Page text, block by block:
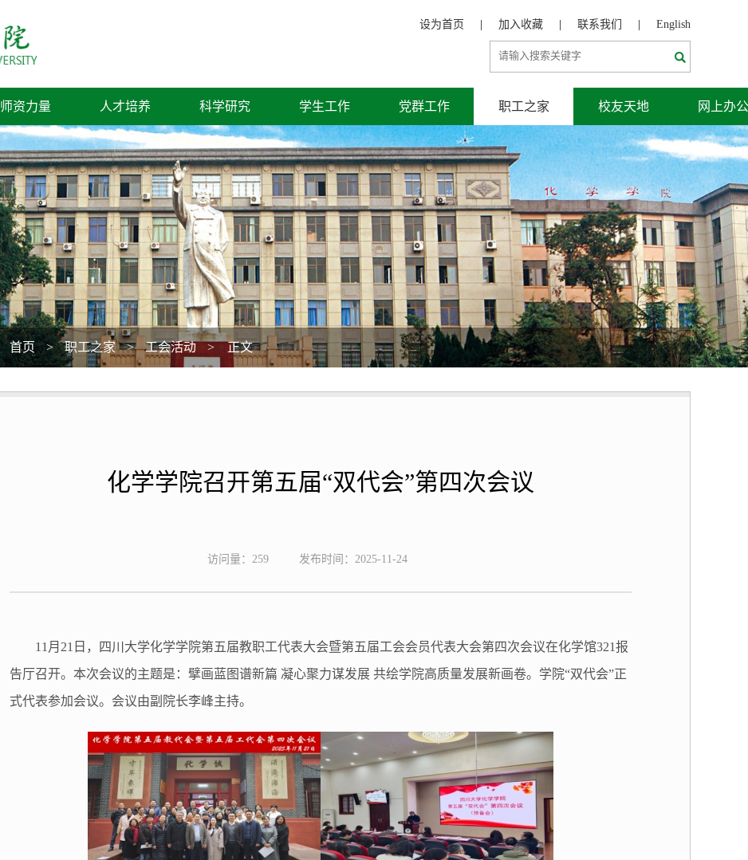
English
联系我们
加入收藏
设为首页
师资力量 人才培养 科学研究 学生工作 党群工作 职工之家 校友天地 网上办公
首页 > 职工之家 > 工会活动 > 正文
化学学院召开第五届“双代会”第四次会议
访问量： 259 发布时间：2025-11-24
11月21日，四川大学化学学院第五届教职工代表大会暨第五届工会会员代表大会第四次会议在化学馆321报
告厅召开。本次会议的主题是：擘画蓝图谱新篇 凝心聚力谋发展 共绘学院高质量发展新画卷。学院“双代会”正
式代表参加会议。会议由副院长李峰主持。